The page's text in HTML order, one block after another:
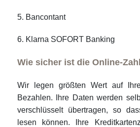
5. Bancontant
6. Klarna SOFORT Banking
Wie sicher ist die Online-
Wir legen größten Wert auf
Bezahlen. Ihre Daten werden
verschlüsselt übertragen, so
lesen können. Ihre